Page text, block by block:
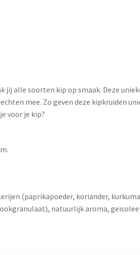
jij alle soorten kip op smaak. Deze
mee. Zo geven deze kipkruiden
voor je kip?
(paprikapoeder, koriander,
natuurlijk aroma,